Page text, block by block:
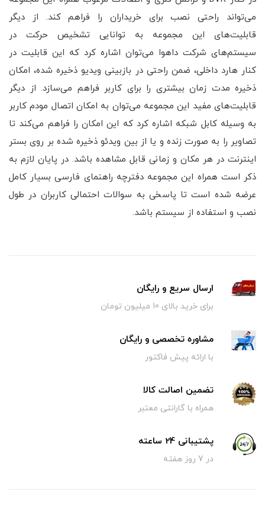
می‌تواند راحتی نصب برای خریداران را فراهم کند. از دیگر
قابلیت‌های این مجموعه به توانایی تشخیص حرکت در
سیستم‌های شرکت داهوا می‌توان اشاره کرد که این قابلیت در
کنار هارد داخلی، ضمن راحتی در بازبینی ویدیو ذخیره شده، امکان
ذخیره مدت زمان بیشتری را برای کاربر فراهم می‌سازد. از دیگر
قابلیت‌های مفید این مجموعه می‌توان به امکان اتصال مودم کاربر
به وسیله کابل شبکه اشاره کرد که این امکان را فراهم می‌کند تا
تصاویر را به صورت زنده و یا از بین ویدئو ذخیره شده بر روی بستر
اینترنت در هر مکان و زمانی قابل مشاهده باشد. در پایان لازم به
ذکر است همراه این مجموعه دفترچه راهنمای فارسی بسیار کامل
عرضه شده است تا پاسخی به سوالات احتمالی کاربران در طول
نصب و استفاده از سیستم باشد.
ارسال سریع و رایگان
برای خرید بالای 10 میلیون تومان
مشاوره تخصصی و رایگان
با ارائه پیش فاکتور
تضمین اصالت کالا
همراه با گارانتی معتبر
پشتیبانی 24 ساعته
در 7 روز هفته